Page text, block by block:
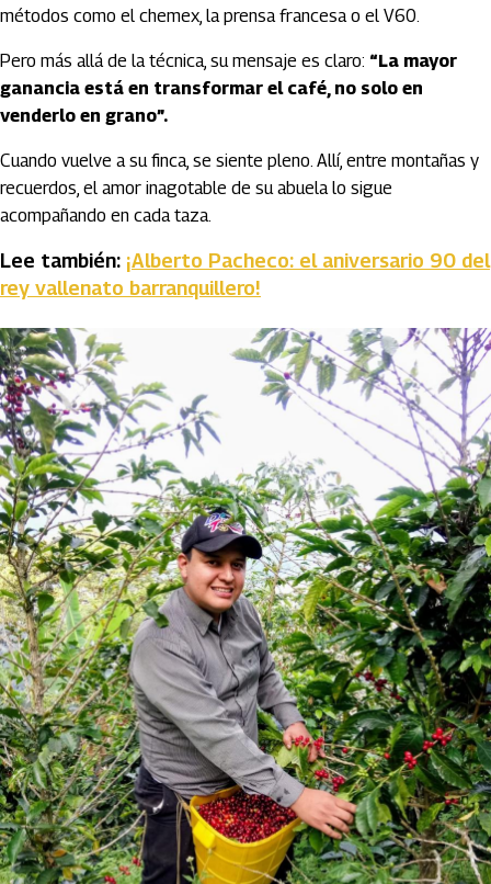
métodos como el chemex, la prensa francesa o el V60.
Pero más allá de la técnica, su mensaje es claro: “La mayor
ganancia está en transformar el café, no solo en
venderlo en grano”.
Cuando vuelve a su finca, se siente pleno. Allí, entre montañas y
recuerdos, el amor inagotable de su abuela lo sigue
acompañando en cada taza.
Lee también: ¡Alberto Pacheco: el aniversario 90 del
rey vallenato barranquillero!